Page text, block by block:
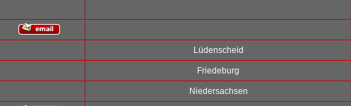
Lüdenscheid
Friedeburg
Niedersachsen